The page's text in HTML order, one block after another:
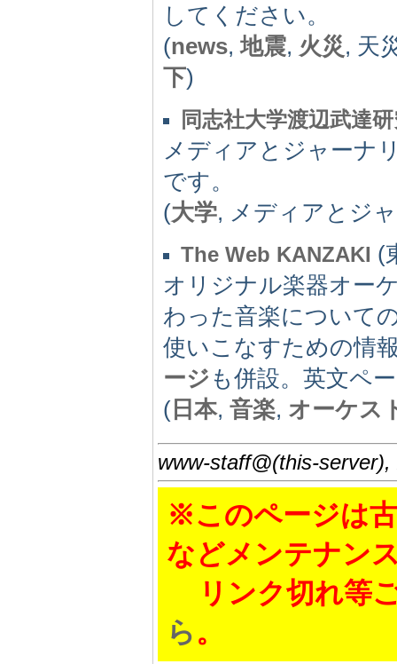
してください。
(news,地震, 火災, 天
下)
同志社大学渡辺武達
メディアとジャーナ
です。
(大学, メディアとジ
The Web KANZAKI (
オリジナル楽器オー
わった音楽について
使いこなすための情
ージ も併設。英文ペ
( 日本, 音楽, オーケス
www-staff@(this-
※このページは
などメンテナン
リンク切れ等
ら。